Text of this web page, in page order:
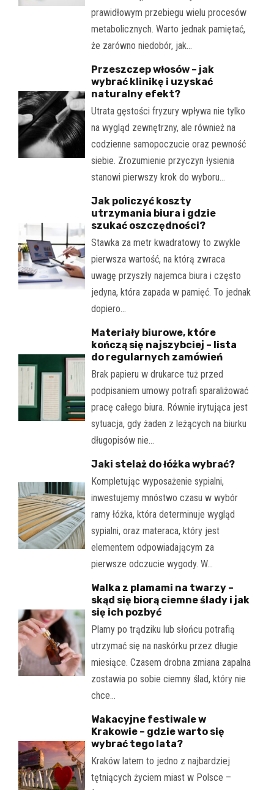
prawidłowym przebiegu wielu procesów
metabolicznych. Warto jednak pamiętać,
że zarówno niedobór, jak…
Przeszczep włosów – jak
wybrać klinikę i uzyskać
naturalny efekt?
Utrata gęstości fryzury wpływa nie tylko
na wygląd zewnętrzny, ale również na
codzienne samopoczucie oraz pewność
siebie. Zrozumienie przyczyn łysienia
stanowi pierwszy krok do wyboru…
Jak policzyć koszty
utrzymania biura i gdzie
szukać oszczędności?
Stawka za metr kwadratowy to zwykle
pierwsza wartość, na którą zwraca
uwagę przyszły najemca biura i często
jedyna, która zapada w pamięć. To jednak
dopiero…
Materiały biurowe, które
kończą się najszybciej – lista
do regularnych zamówień
Brak papieru w drukarce tuż przed
podpisaniem umowy potrafi sparaliżować
pracę całego biura. Równie irytująca jest
sytuacja, gdy żaden z leżących na biurku
długopisów nie…
Jaki stelaż do łóżka wybrać?
Kompletując wyposażenie sypialni,
inwestujemy mnóstwo czasu w wybór
ramy łóżka, która determinuje wygląd
sypialni, oraz materaca, który jest
elementem odpowiadającym za
pierwsze odczucie wygody. W…
Walka z plamami na twarzy –
skąd się biorą ciemne ślady i jak
się ich pozbyć
Plamy po trądziku lub słońcu potrafią
utrzymać się na naskórku przez długie
miesiące. Czasem drobna zmiana zapalna
zostawia po sobie ciemny ślad, który nie
chce…
Wakacyjne festiwale w
Krakowie – gdzie warto się
wybrać tego lata?
Kraków latem to jedno z najbardziej
tętniących życiem miast w Polsce –